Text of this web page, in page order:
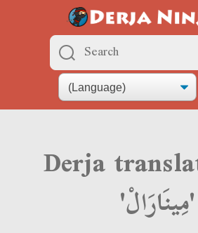
Derja
'مِينَارَالْ'